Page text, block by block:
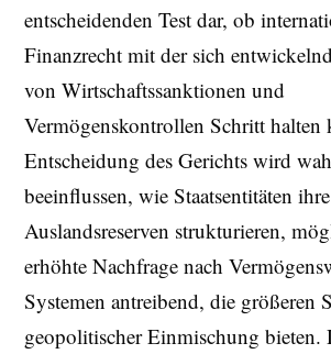
entscheidenden Test dar, ob
Finanzrecht mit der sich
von Wirtschaftssanktionen und
Vermögenskontrollen Schritt halten
Entscheidung des Gerichts wird
beeinflussen, wie Staatsentitäten ihre
Auslandsreserven strukturieren,
erhöhte Nachfrage nach
Systemen antreibend, die größeren
geopolitischer Einmischung bieten.